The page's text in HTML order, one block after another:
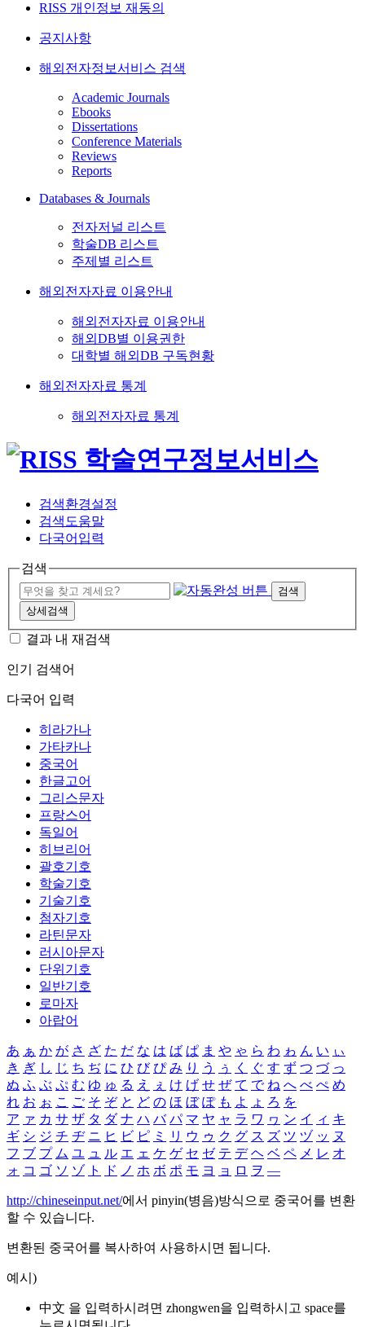
RISS 개인정보 재동의
공지사항
해외전자정보서비스 검색
Academic Journals
Ebooks
Dissertations
Conference Materials
Reviews
Reports
Databases & Journals
전자저널 리스트
학술DB 리스트
주제별 리스트
해외전자자료 이용안내
해외전자자료 이용안내
해외DB별 이용권한
대학별 해외DB 구독현황
해외전자자료 통계
해외전자자료 통계
검색환경설정
검색도움말
다국어입력
검색
검색
상세검색
결과 내 재검색
인기 검색어
다국어 입력
히라가나
가타카나
중국어
한글고어
그리스문자
프랑스어
독일어
히브리어
괄호기호
학술기호
기술기호
첨자기호
라틴문자
러시아문자
단위기호
일반기호
로마자
아랍어
あ ぁ か が さ ざ た だ な は ば ぱ ま や ゃ ら わ ゎ ん い ぃ
き ぎ し じ ち ぢ に ひ び ぴ み り う ぅ く ぐ す ず つ づ っ
ぬ ふ ぶ ぷ む ゆ ゅ る え ぇ け げ せ ぜ て で ね へ べ ぺ め
れ お ぉ こ ご そ ぞ と ど の ほ ぼ ぽ も よ ょ ろ を
ア ァ カ サ ザ タ ダ ナ ハ バ パ マ ヤ ャ ラ ワ ヮ ン イ ィ キ
ギ シ ジ チ ヂ ニ ヒ ビ ピ ミ リ ウ ゥ ク グ ス ズ ツ ヅ ッ ヌ
フ ブ プ ム ユ ュ ル エ ェ ケ ゲ セ ゼ テ デ ヘ ベ ペ メ レ オ
ォ コ ゴ ソ ゾ ト ド ノ ホ ボ ポ モ ヨ ョ ロ ヲ ―
http://chineseinput.net/에서 pinyin(병음)방식으로 중국어를 변환
할 수 있습니다.
변환된 중국어를 복사하여 사용하시면 됩니다.
예시)
中文 을 입력하시려면 zhongwen을 입력하시고 space를